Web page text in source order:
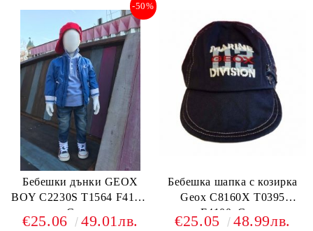
Бебешки дънки GEOX
BOY C2230S T1564 F4105,
Сини
-50%
€25.06 49.01лв.
Бебешка шапка с козирка
Geox C8160X T0395
F4100, Синя
€25.05 48.99лв.